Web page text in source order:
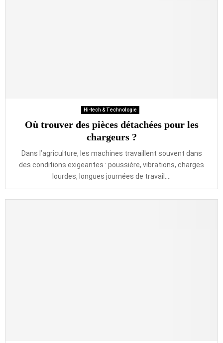
Hi-tech & Technologie
Où trouver des pièces détachées pour les
chargeurs ?
Dans l’agriculture, les machines travaillent souvent dans
des conditions exigeantes : poussière, vibrations, charges
lourdes, longues journées de travail....